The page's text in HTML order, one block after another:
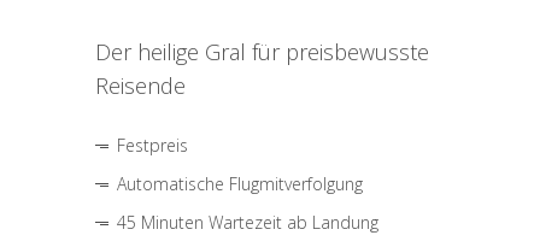
Der heilige Gral für preisbewusste
Reisende
Festpreis
Automatische Flugmitverfolgung
45 Minuten Wartezeit ab Landung